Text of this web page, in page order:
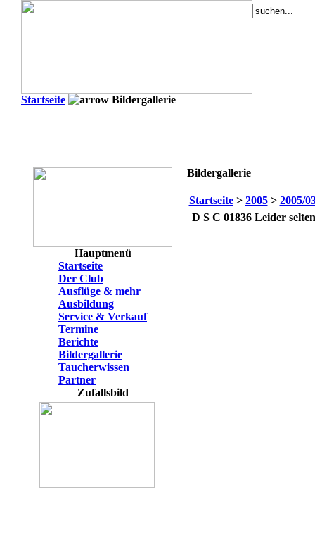
Startseite Bildergallerie
Hauptmenü
Startseite
Der Club
Ausflüge & mehr
Ausbildung
Service & Verkauf
Termine
Berichte
Bildergallerie
Taucherwissen
Partner
Zufallsbild
Bildergallerie
Startseite> 2005> 2005/
D S C 01836 Leider